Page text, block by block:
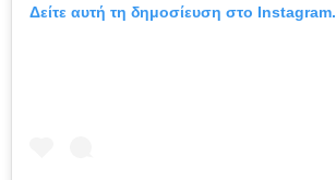
Δείτε αυτή τη δημοσίευση στο Instagram.